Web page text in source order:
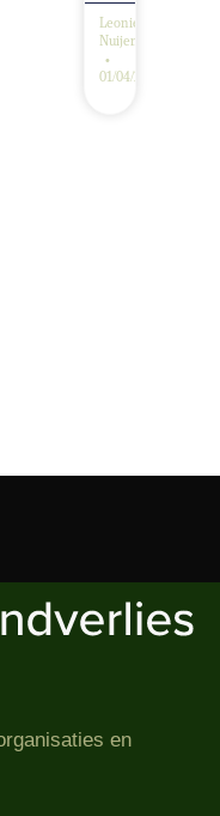
Leonie
Nuijen
01/04/2026
en